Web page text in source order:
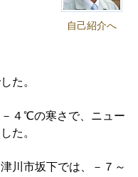
自己紹介へ
た。
４℃の寒さで、ニュー
た。
川市坂下では、－７～